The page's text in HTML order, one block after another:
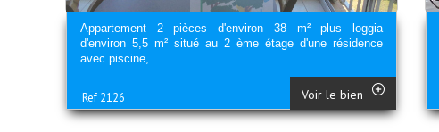
Appartement 2 pièces d'environ 38 m² plus loggia
d'environ 5,5 m² situé au 2 ème étage d'une résidence
avec piscine,...
Ref 2126 Voir le bien